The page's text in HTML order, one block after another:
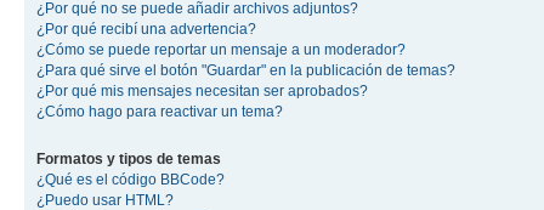
¿Por qué no se puede añadir archivos adjuntos?
¿Por qué recibí una advertencia?
¿Cómo se puede reportar un mensaje a un moderador?
¿Para qué sirve el botón "Guardar" en la publicación de temas?
¿Por qué mis mensajes necesitan ser aprobados?
¿Cómo hago para reactivar un tema?
Formatos y tipos de temas
¿Qué es el código BBCode?
¿Puedo usar HTML?